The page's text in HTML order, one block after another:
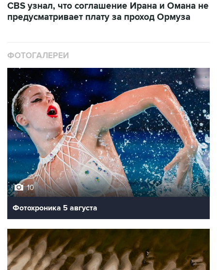
CBS узнал, что соглашение Ирана и Омана не
предусматривает плату за проход Ормуза
ФОТОГАЛЕРЕИ
10
Фотохроника 5 августа